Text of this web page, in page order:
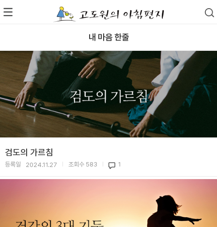
내 마음 한줄
검도의 가르침
등록일 2024.11.27 조회수 583 1